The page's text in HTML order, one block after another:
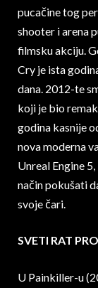
pucačine tog
shooter i arena
filmsku akciju.
Cry je ista
dana. 2012-te
koji je bio
godina kasnije
nova moderna
Unreal Engine
način pokušati
svoje čari.
SVETI RAT
U Painkiller-u